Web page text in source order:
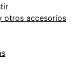
otros accesorios